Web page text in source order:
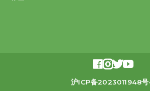
沪ICP备2023011948号
